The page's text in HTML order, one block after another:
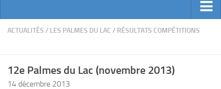
ACTUALITES
INFOS CNV
Bienvenue
ACTUALITÉS / LES PALMES DU LAC / RÉSULTATS COMPÉTITIONS
12e Palmes du Lac (novembre 2013)
14 décembre 2013